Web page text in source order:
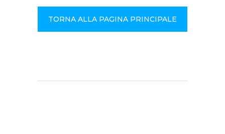
TORNA ALLA PAGINA PRINCIPALE